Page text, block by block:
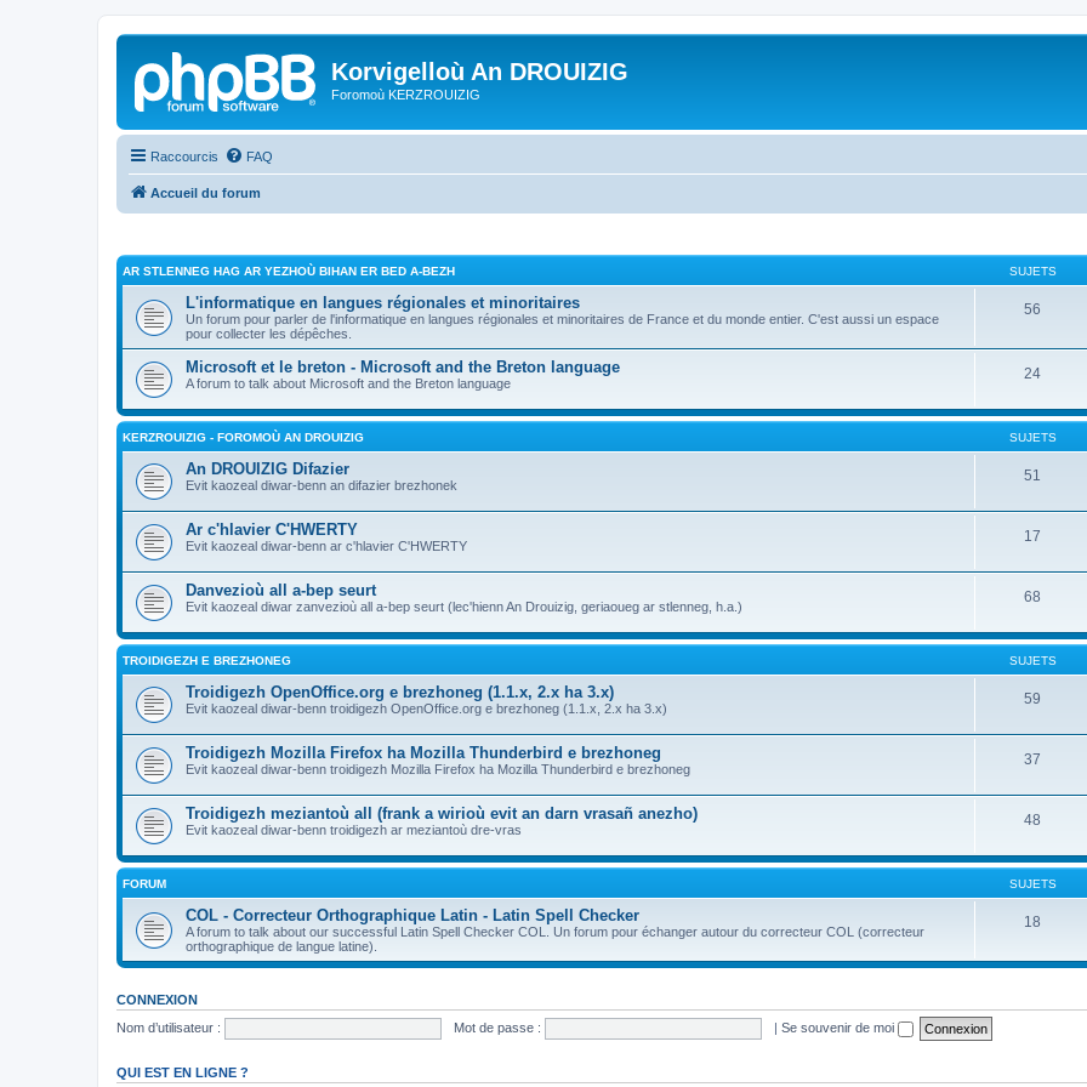
Korvigelloù An DROUIZIG
Foromoù KERZROUIZIG
Raccourcis FAQ
Accueil du forum
AR STLENNEG HAG AR YEZHOÙ BIHAN ER BED A-BEZH SUJETS
L'informatique en langues régionales et minoritaires
Un forum pour parler de l'informatique en langues régionales et minoritaires de France et du monde entier. C'est aussi un espace
pour collecter les dépêches.
56
Microsoft et le breton - Microsoft and the Breton language
A forum to talk about Microsoft and the Breton language
24
KERZROUIZIG - FOROMOÙ AN DROUIZIG SUJETS
An DROUIZIG Difazier
Evit kaozeal diwar-benn an difazier brezhonek
51
Ar c'hlavier C'HWERTY
Evit kaozeal diwar-benn ar c'hlavier C'HWERTY
17
Danvezioù all a-bep seurt
Evit kaozeal diwar zanvezioù all a-bep seurt (lec'hienn An Drouizig, geriaoueg ar stlenneg, h.a.)
68
TROIDIGEZH E BREZHONEG SUJETS
Troidigezh OpenOffice.org e brezhoneg (1.1.x, 2.x ha 3.x)
Evit kaozeal diwar-benn troidigezh OpenOffice.org e brezhoneg (1.1.x, 2.x ha 3.x)
59
Troidigezh Mozilla Firefox ha Mozilla Thunderbird e brezhoneg
Evit kaozeal diwar-benn troidigezh Mozilla Firefox ha Mozilla Thunderbird e brezhoneg
37
Troidigezh meziantoù all (frank a wirioù evit an darn vrasañ anezho)
Evit kaozeal diwar-benn troidigezh ar meziantoù dre-vras
48
FORUM SUJETS
COL - Correcteur Orthographique Latin - Latin Spell Checker
A forum to talk about our successful Latin Spell Checker COL. Un forum pour échanger autour du correcteur COL (correcteur
orthographique de langue latine).
18
CONNEXION
Nom d’utilisateur :
Mot de passe : | Se souvenir de moi
QUI EST EN LIGNE ?